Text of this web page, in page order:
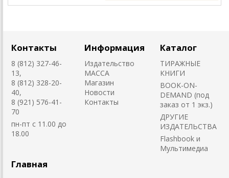
Контакты
8 (812) 327-46-
13,
8 (812) 328-20-
40,
8 (921) 576-41-
70
пн-пт с 11.00 до
18.00
Информация
Издательство
MACCA
Магазин
Новости
Контакты
Каталог
ТИРАЖНЫЕ
КНИГИ
BOOK-ON-
DEMAND (под
заказ от 1 экз.)
ДРУГИЕ
ИЗДАТЕЛЬСТВА
Flashbook и
Мультимедиа
Главная